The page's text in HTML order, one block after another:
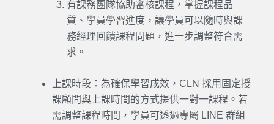
有課務團隊協助審核課程，掌握課程品
質、學員學習進度，讓學員可以隨時與課
務經理回饋課程問題，進一步調整符合需
求。
上課時段：為確保學習成效，CLN 採用固定授
課顧問與上課時間的方式提供一對一課程。若
需調整課程時間，學員可透過專屬 LINE 群組